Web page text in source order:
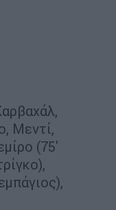
Μεντί,
(75'